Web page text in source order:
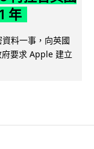
年
料一事，向英國
要求 Apple 建立